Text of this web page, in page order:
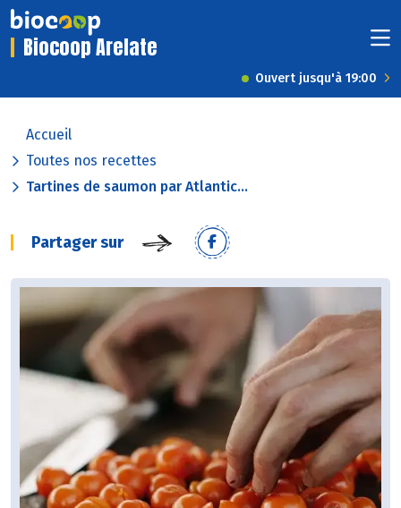
Biocoop Arelate
Ouvert jusqu'à 19:00
Accueil
Toutes nos recettes
Tartines de saumon par Atlantic...
Partager sur